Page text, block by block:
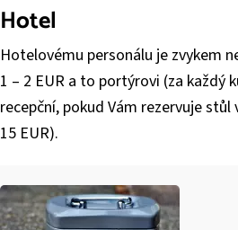
Hotel
Hotelovému personálu je zvykem
1 – 2 EUR a to portýrovi (za každý
recepční, pokud Vám rezervuje
15 EUR).